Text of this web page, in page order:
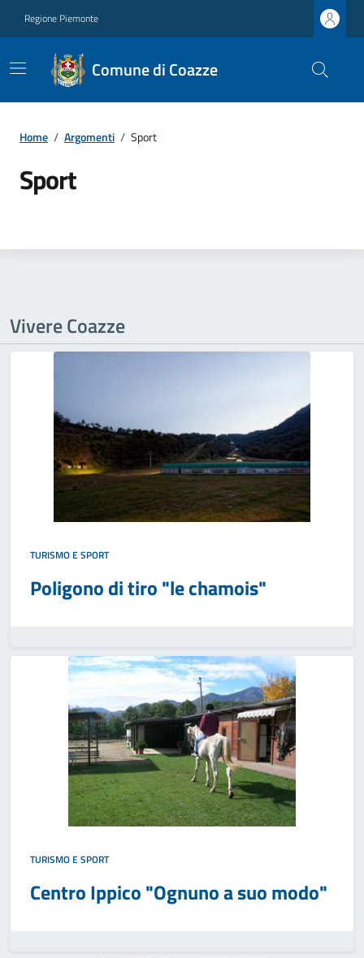
Regione Piemonte
Comune di Coazze
Home / Argomenti / Sport
Sport
Vivere Coazze
TURISMO E SPORT
Poligono di tiro "le chamois"
TURISMO E SPORT
Centro Ippico "Ognuno a suo modo"